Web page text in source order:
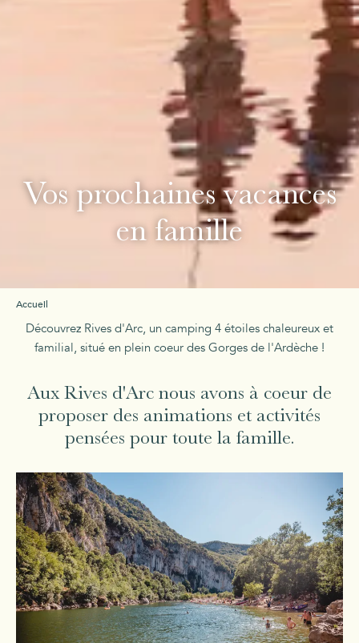
Vos prochaines vacances
en famille
Accueil
Découvrez Rives d'Arc, un camping 4 étoiles chaleureux et
familial, situé en plein coeur des Gorges de l'Ardèche !
Aux Rives d'Arc nous avons à coeur de
proposer des animations et activités
pensées pour toute la famille.